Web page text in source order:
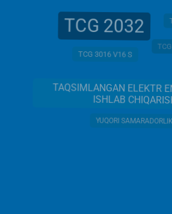
TCG 2032
TCG 3016 V16 S
TAQSIMLANGAN ELEKTR
ISHLAB
YUQORI SAMARADORLIK